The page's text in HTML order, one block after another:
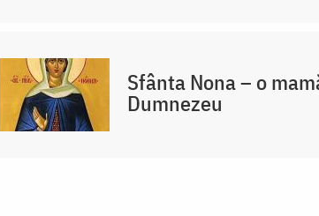
Sfânta Nona – o
Dumnezeu